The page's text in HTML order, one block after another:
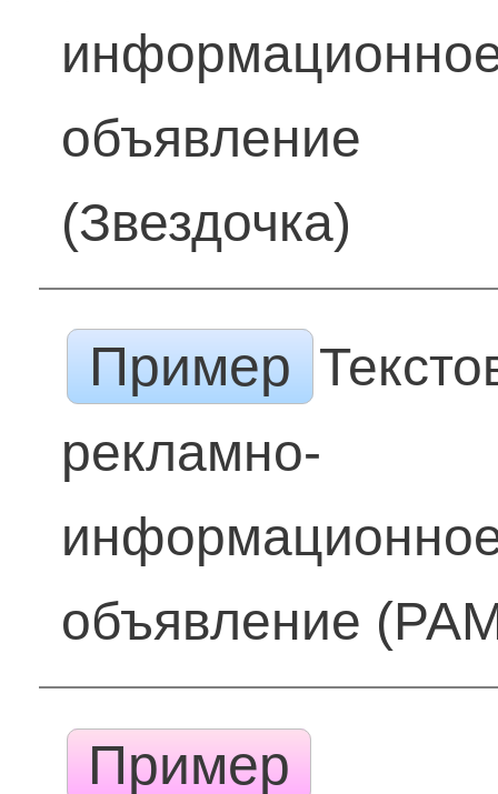
объявление
(Звездочка)
Пример
рекламно-
объявление
Пример